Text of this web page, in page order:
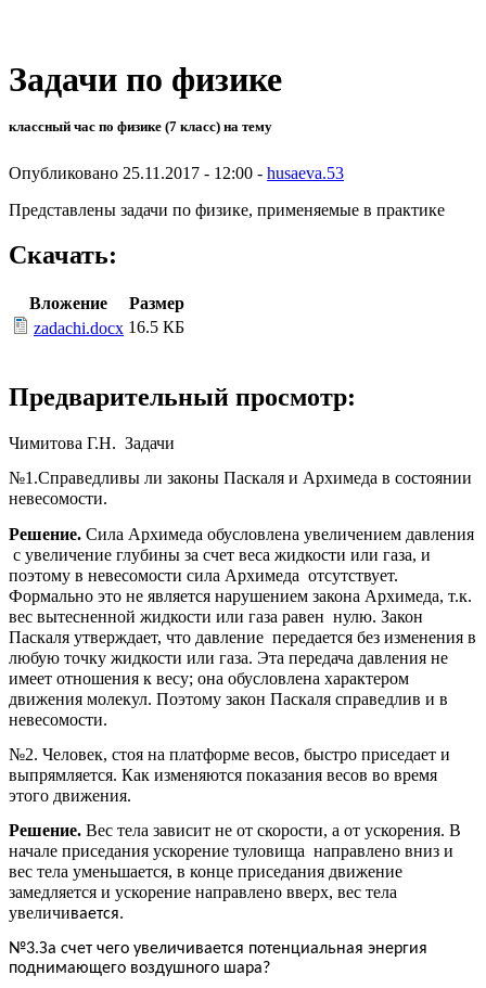
Задачи по физике
классный час по физике (7 класс) на тему
Опубликовано 25.11.2017 - 12:00 - husaeva.53
Представлены задачи по физике, применяемые в практике
Скачать:
Вложение
Размер
zadachi.docx 16.5 КБ
Предварительный просмотр:
Чимитова Г.Н. Задачи
№1.Справедливы ли законы Паскаля и Архимеда в состоянии
невесомости.
Решение. Сила Архимеда обусловлена увеличением давления
с увеличение глубины за счет веса жидкости или газа, и
поэтому в невесомости сила Архимеда отсутствует.
Формально это не является нарушением закона Архимеда, т.к.
вес вытесненной жидкости или газа равен нулю. Закон
Паскаля утверждает, что давление передается без изменения в
любую точку жидкости или газа. Эта передача давления не
имеет отношения к весу; она обусловлена характером
движения молекул. Поэтому закон Паскаля справедлив и в
невесомости.
№2. Человек, стоя на платформе весов, быстро приседает и
выпрямляется. Как изменяются показания весов во время
этого движения.
Решение. Вес тела зависит не от скорости, а от ускорения. В
начале приседания ускорение туловища направлено вниз и
вес тела уменьшается, в конце приседания движение
замедляется и ускорение направлено вверх, вес тела
увеличивается.
№3.За счет чего увеличивается потенциальная энергия
поднимающего воздушного шара?